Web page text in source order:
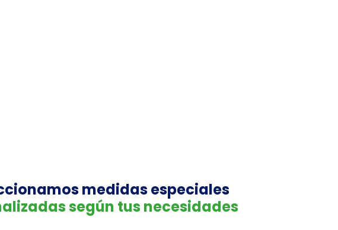
medidas especiales
según tus necesidades